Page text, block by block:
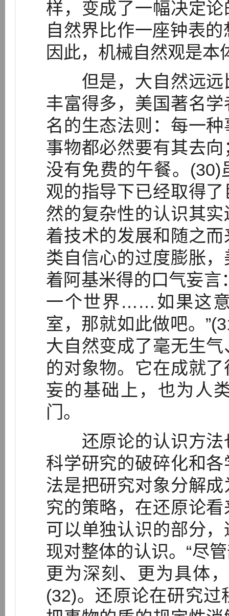
样，变成了一幅决定
自然界比作一座钟表
因此，机械自然观是本
但是，大自然远远
丰富得多，美国著名
名的生态法则：每一
事物都必然要有其去
没有免费的午餐。
观的指导下已经取得
然的复杂性的认识其
着技术的发展和随之
类自信心的过度膨胀
着阿基米得的口气妄言
一个世界……如果这
室，那就如此做吧。
大自然变成了毫无生
的对象物。它在成就
妄的基础上，也为人
门。
还原论的认识方法
科学研究的破碎化和
法是把研究对象分解
究的策略，在还原论
可以单独认识的部分
现对整体的认识。“尽
更为深刻、更为具体
(32)。还原论在研究